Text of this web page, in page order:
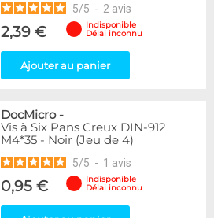
5/5 - 2 avis
2,39 €
Indisponible
Délai inconnu
Ajouter au panier
DocMicro-
Vis à Six Pans Creux DIN-912
M4*35 - Noir (Jeu de 4)
5/5 - 1 avis
0,95 €
Indisponible
Délai inconnu